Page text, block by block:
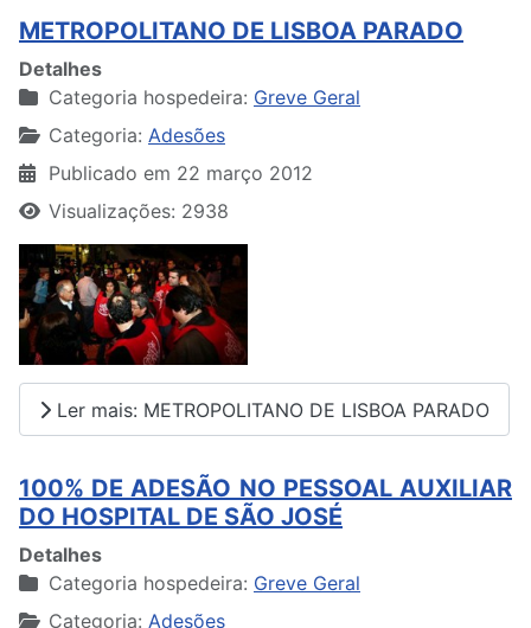
METROPOLITANO DE LISBOA PARADO
Detalhes
Categoria hospedeira: Greve Geral
Categoria: Adesões
Publicado em 22 março 2012
Visualizações: 2938
Ler mais: METROPOLITANO DE LISBOA PARADO
100% DE ADESÃO NO PESSOAL AUXILIAR
DO HOSPITAL DE SÃO JOSÉ
Detalhes
Categoria hospedeira: Greve Geral
Categoria: Adesões